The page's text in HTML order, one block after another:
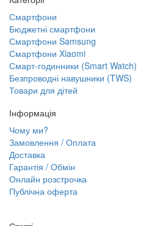
Смартфони
Бюджетні смартфони
Смартфони Samsung
Смартфони Xiaomi
Смарт-годинники (Smart Watch)
Безпроводні навушники (TWS)
Товари для дітей
Інформація
Чому ми?
Замовлення / Оплата
Доставка
Гарантія / Обмін
Онлайн розстрочка
Публічна оферта